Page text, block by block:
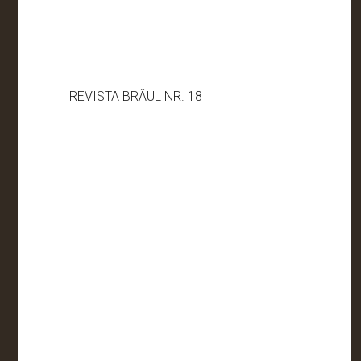
REVISTA BRÂUL NR. 18